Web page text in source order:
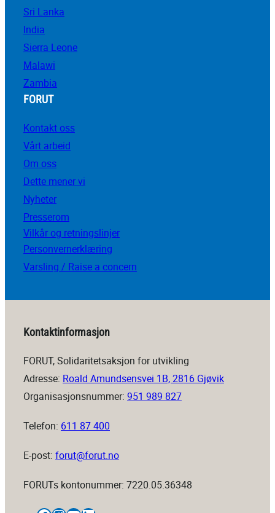
Sri Lanka
India
Sierra Leone
Malawi
Zambia
FORUT
Kontakt oss
Vårt arbeid
Om oss
Dette mener vi
Nyheter
Presserom
Vilkår og retningslinjer
Personvernerklæring
Varsling / Raise a concern
Kontaktinformasjon
FORUT, Solidaritetsaksjon for utvikling
Adresse: Roald Amundsensvei 1B, 2816 Gjøvik
Organisasjonsnummer: 951 989 827
Telefon: 611 87 400
E-post: forut@forut.no
FORUTs kontonummer: 7220.05.36348